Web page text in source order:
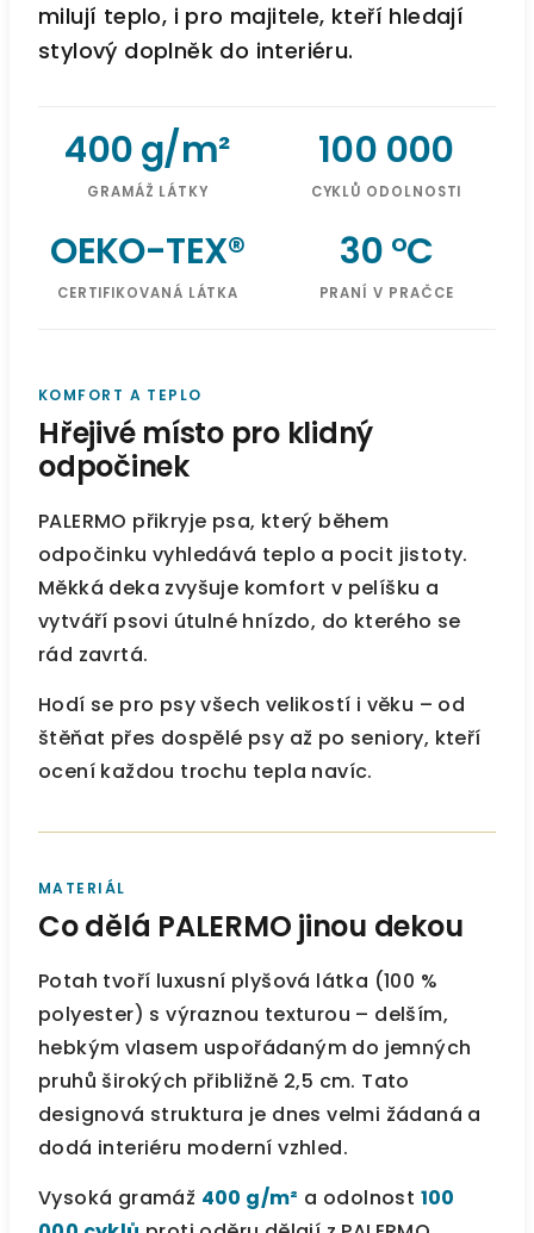
milují teplo, i pro majitele, kteří hledají
stylový doplněk do interiéru.
400 g/m²
GRAMÁŽ LÁTKY
100 000
CYKLŮ ODOLNOSTI
OEKO-TEX®
CERTIFIKOVANÁ LÁTKA
30 °C
PRANÍ V PRAČCE
KOMFORT A TEPLO
Hřejivé místo pro klidný
odpočinek
PALERMO přikryje psa, který během
odpočinku vyhledává teplo a pocit jistoty.
Měkká deka zvyšuje komfort v pelíšku a
vytváří psovi útulné hnízdo, do kterého se
rád zavrtá.
Hodí se pro psy všech velikostí i věku – od
štěňat přes dospělé psy až po seniory, kteří
ocení každou trochu tepla navíc.
MATERIÁL
Co dělá PALERMO jinou dekou
Potah tvoří luxusní plyšová látka (100 %
polyester) s výraznou texturou – delším,
hebkým vlasem uspořádaným do jemných
pruhů širokých přibližně 2,5 cm. Tato
designová struktura je dnes velmi žádaná a
dodá interiéru moderní vzhled.
Vysoká gramáž 400 g/m² a odolnost 100